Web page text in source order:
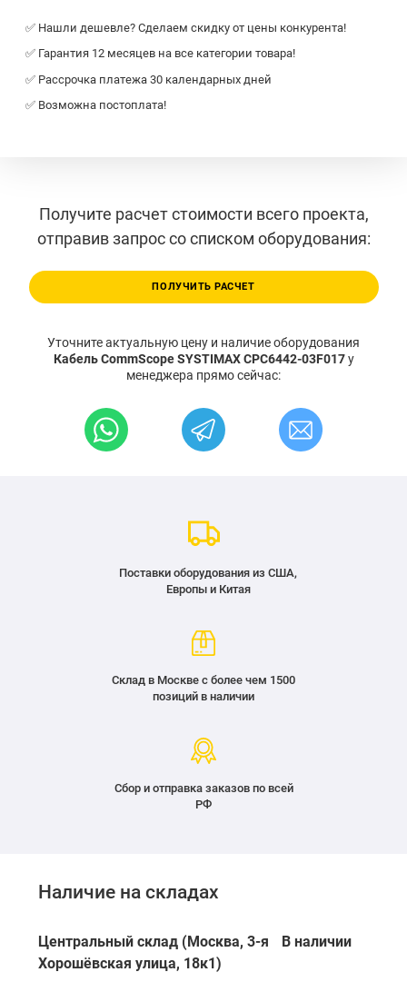
✅ Нашли дешевле? Сделаем скидку от цены конкурента!
✅ Гарантия 12 месяцев на все категории товара!
✅ Рассрочка платежа 30 календарных дней
✅ Возможна постоплата!
Получите расчет стоимости всего проекта,
отправив запрос со списком оборудования:
ПОЛУЧИТЬ РАСЧЕТ
Уточните актуальную цену и наличие оборудования
Кабель CommScope SYSTIMAX CPC6442-03F017у
менеджера прямо сейчас:
Поставки оборудования из США,
Европы и Китая
Склад в Москве с более чем 1500
позиций в наличии
Сбор и отправка заказов по всей
РФ
Наличие на складах
Центральный склад (Москва, 3-я
Хорошёвская улица, 18к1)
В наличии